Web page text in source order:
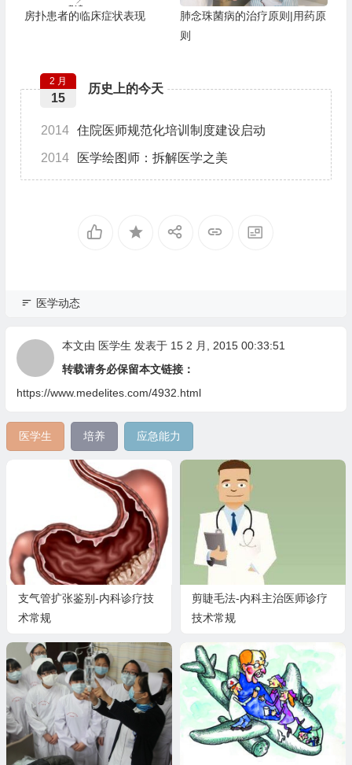
房扑患者的临床症状表现
肺念珠菌病的治疗原则|用药原
则
历史上的今天
2 月
15
2014 住院医师规范化培训制度建设启动
2014 医学绘图师：拆解医学之美
医学动态
本文由 医学生 发表于 15 2 月, 2015 00:33:51
转载请务必保留本文链接：
https://www.medelites.com/4932.html
医学生 培养 应急能力
支气管扩张鉴别-内科诊疗技
术常规
剪睫毛法-内科主治医师诊疗
技术常规